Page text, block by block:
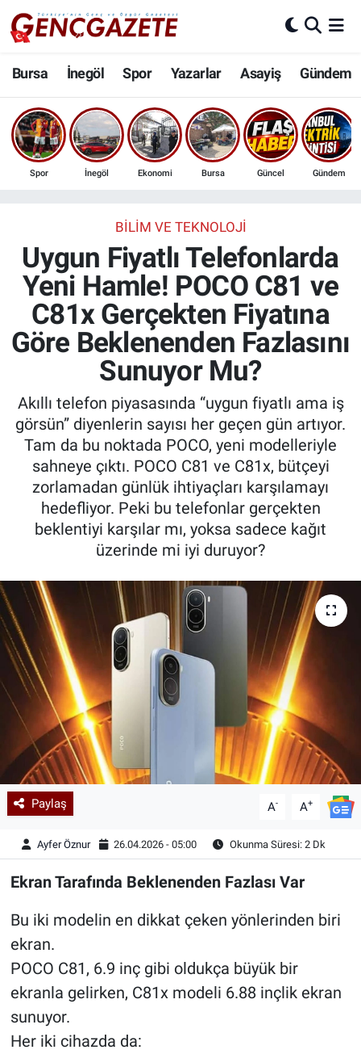
Bursa İnegöl Spor Yazarlar Asayiş Gündem
Spor İnegöl Ekonomi Bursa Güncel Gündem
BILIM VE TEKNOLOJI
Uygun Fiyatlı Telefonlarda
Yeni Hamle! POCO C81 ve
C81x Gerçekten Fiyatına
Göre Beklenenden Fazlasını
Sunuyor Mu?
Akıllı telefon piyasasında “uygun fiyatlı ama iş
görsün” diyenlerin sayısı her geçen gün artıyor.
Tam da bu noktada POCO, yeni modelleriyle
sahneye çıktı. POCO C81 ve C81x, bütçeyi
zorlamadan günlük ihtiyaçları karşılamayı
hedefliyor. Peki bu telefonlar gerçekten
beklentiyi karşılar mı, yoksa sadece kağıt
üzerinde mi iyi duruyor?
Paylaş A- A+
Ayfer Öznur 26.04.2026 - 05:00 Okunma Süresi: 2 Dk
Ekran Tarafında Beklenenden Fazlası Var
Bu iki modelin en dikkat çeken yönlerinden biri
ekran.
POCO C81, 6.9 inç gibi oldukça büyük bir
ekranla gelirken, C81x modeli 6.88 inçlik ekran
sunuyor.
Her iki cihazda da:
Bursa
İnegöl
3.SAYFA
Ekonomi
Güncel
İnanç
Kültür & Sanat
Sağlık
Siyaset
Teknoloji
Yazarlar
Astroloji-Rüya
Nöbetçi Eczaneler
Hava Durumu
Trafik Durumu
Tüm Manşetler
Son Dakika Haberleri
Haber Arşivi